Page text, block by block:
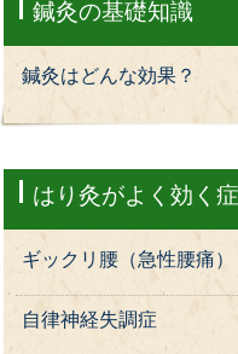
鍼灸の基礎知識
鍼灸はどんな効果？
はり灸がよく効く
ギックリ腰（急性腰痛）
自律神経失調症